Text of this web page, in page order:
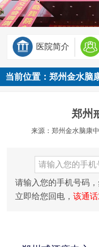
医院简介
当前位置：郑州金水脑
郑州
来源：郑州金水脑康
请输入您的手机号码
立即给您回电， 该通